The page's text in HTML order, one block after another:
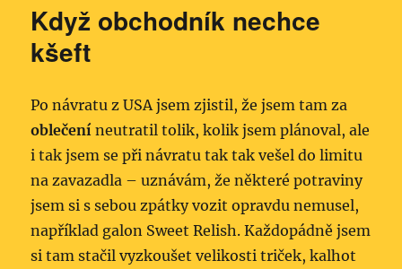
Když obchodník nechce
kšeft
Po návratu z USA jsem zjistil, že jsem tam za
oblečení neutratil tolik, kolik jsem plánoval, ale
i tak jsem se při návratu tak tak vešel do limitu
na zavazadla – uznávám, že některé potraviny
jsem si s sebou zpátky vozit opravdu nemusel,
například galon Sweet Relish. Každopádně jsem
si tam stačil vyzkoušet velikosti triček, kalhot